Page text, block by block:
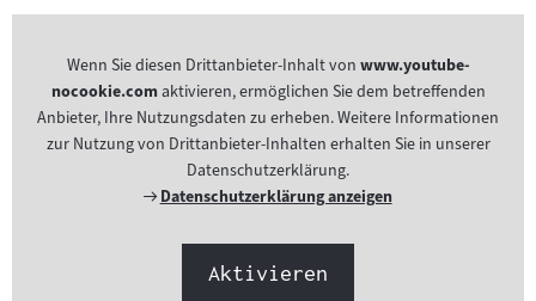
Wenn Sie diesen Drittanbieter-Inhalt von www.youtube-
nocookie.comaktivieren, ermöglichen Sie dem betreffenden
Anbieter, Ihre Nutzungsdaten zu erheben. Weitere Informationen
zur Nutzung von Drittanbieter-Inhalten erhalten Sie in unserer
Datenschutzerklärung.
Externer
Datenschutzerklärung anzeigen
Aktivieren